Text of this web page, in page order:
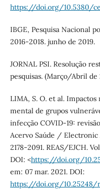
https://doi.org/10.5380/
IBGE, Pesquisa Nacional
2016-2018. junho de 2019.
JORNAL PSI. Resolução
pesquisas. (Março/Abril de
LIMA, S. O. et al.
mental de grupos
infecção COVID-19:
Acervo Saúde / Electronic
2178-2091. REAS/EJCH.
DOI: <https://doi.org/
em: 07 mar. 2021. DOI:
https://doi.org/10.25248/